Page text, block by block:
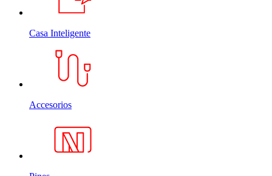
Casa Inteligente
Accesorios